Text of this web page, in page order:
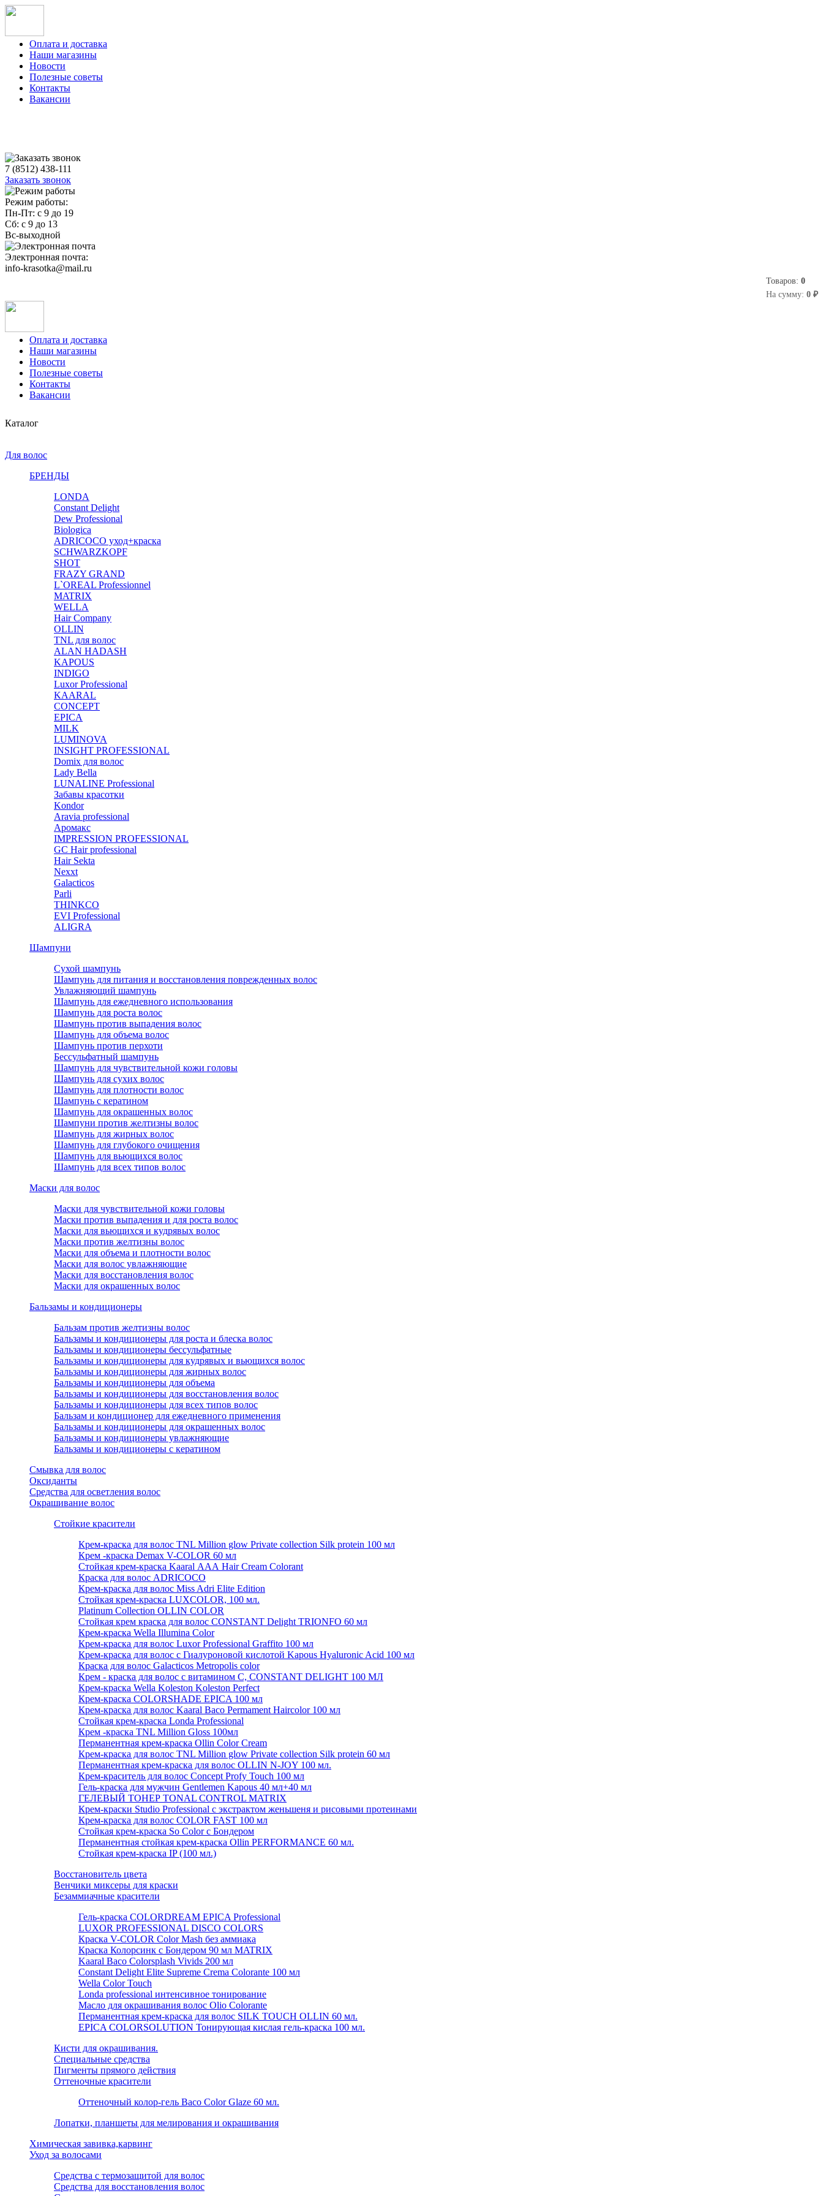
Оплата и доставка
Наши магазины
Новости
Полезные советы
Контакты
Вакансии
7 (8512) 438-111
Заказать звонок
Режим работы:
Пн-Пт: с 9 до 19
Сб: с 9 до 13
Вс-выходной
Электронная почта:
info-krasotka@mail.ru
Товаров: 0
На сумму: 0 ₽
Оплата и доставка
Наши магазины
Новости
Полезные советы
Контакты
Вакансии
Каталог
Для волос
БРЕНДЫ
LONDA
Constant Delight
Dew Professional
Biologica
ADRICOCO уход+краска
SCHWARZKOPF
SHOT
FRAZY GRAND
L`OREAL Professionnel
MATRIX
WELLA
Hair Company
OLLIN
TNL для волос
ALAN HADASH
KAPOUS
INDIGO
Luxor Professional
KAARAL
CONCEPT
EPICA
MILK
LUMINOVA
INSIGHT PROFESSIONAL
Domix для волос
Lady Bella
LUNALINE Professional
Забавы красотки
Kondor
Aravia professional
Аромакс
IMPRESSION PROFESSIONAL
GC Hair professional
Hair Sekta
Nexxt
Galacticos
Parli
THINKCO
EVI Professional
ALIGRA
Шампуни
Сухой шампунь
Шампунь для питания и восстановления поврежденных волос
Увлажняющий шампунь
Шампунь для ежедневного использования
Шампунь для роста волос
Шампунь против выпадения волос
Шампунь для объема волос
Шампунь против перхоти
Бессульфатный шампунь
Шампунь для чувствительной кожи головы
Шампунь для сухих волос
Шампунь для плотности волос
Шампунь с кератином
Шампунь для окрашенных волос
Шампуни против желтизны волос
Шампунь для жирных волос
Шампунь для глубокого очищения
Шампунь для вьющихся волос
Шампунь для всех типов волос
Маски для волос
Маски для чувствительной кожи головы
Маски против выпадения и для роста волос
Маски для вьющихся и кудрявых волос
Маски против желтизны волос
Маски для объема и плотности волос
Маски для волос увлажняющие
Маски для восстановления волос
Маски для окрашенных волос
Бальзамы и кондиционеры
Бальзам против желтизны волос
Бальзамы и кондиционеры для роста и блеска волос
Бальзамы и кондиционеры бессульфатные
Бальзамы и кондиционеры для кудрявых и вьющихся волос
Бальзамы и кондиционеры для жирных волос
Бальзамы и кондиционеры для объема
Бальзамы и кондиционеры для восстановления волос
Бальзамы и кондиционеры для всех типов волос
Бальзам и кондиционер для ежедневного применения
Бальзамы и кондиционеры для окрашенных волос
Бальзамы и кондиционеры увлажняющие
Бальзамы и кондиционеры с кератином
Смывка для волос
Оксиданты
Средства для осветления волос
Окрашивание волос
Стойкие красители
Крем-краска для волос TNL Million glow Private collection Silk protein 100 мл
Крем -краска Demax V-COLOR 60 мл
Стойкая крем-краска Kaaral ААА Hair Cream Colorant
Краска для волос ADRICOCO
Крем-краска для волос Miss Adri Elite Edition
Стойкая крем-краска LUXCOLOR, 100 мл.
Platinum Collection OLLIN COLOR
Стойкая крем краска для волос CONSTANT Delight TRIONFO 60 мл
Крем-краска Wella Illumina Color
Крем-краска для волос Luxor Professional Graffito 100 мл
Крем-краска для волос с Гиалуроновой кислотой Kapous Hyaluronic Acid 100 мл
Краска для волос Galacticos Metropolis color
Крем - краска для волос с витамином С, CONSTANT DELIGHT 100 МЛ
Крем-краска Wella Koleston Koleston Perfect
Крем-краска COLORSHADE EPICA 100 мл
Крем-краска для волос Kaaral Baco Permament Haircolor 100 мл
Стойкая крем-краска Londa Professional
Крем -краска TNL Million Gloss 100мл
Перманентная крем-краска Ollin Color Cream
Крем-краска для волос TNL Million glow Private collection Silk protein 60 мл
Перманентная крем-краска для волос OLLIN N-JOY 100 мл.
Крем-краситель для волос Concept Profy Touch 100 мл
Гель-краска для мужчин Gentlemen Kapous 40 мл+40 мл
ГЕЛЕВЫЙ ТОНЕР TONAL CONTROL MATRIX
Крем-краски Studio Professional с экстрактом женьшеня и рисовыми протеинами
Крем-краска для волос COLOR FAST 100 мл
Стойкая крем-краска So Color с Бондером
Перманентная стойкая крем-краска Ollin PERFORMANCE 60 мл.
Стойкая крем-краска IP (100 мл.)
Восстановитель цвета
Венчики миксеры для краски
Безаммиачные красители
Гель-краска COLORDREAM EPICA Professional
LUXOR PROFESSIONAL DISCO COLORS
Краска V-COLOR Color Mash без аммиака
Краска Колорсинк с Бондером 90 мл MATRIX
Kaaral Baco Colorsplash Vivids 200 мл
Constant Delight Elite Supreme Crema Colorante 100 мл
Wella Color Touch
Londa professional интенсивное тонирование
Масло для окрашивания волос Olio Colorante
Перманентная крем-краска для волос SILK TOUCH OLLIN 60 мл.
EPICA COLORSOLUTION Тонирующая кислая гель-краска 100 мл.
Кисти для окрашивания.
Специальные средства
Пигменты прямого действия
Оттеночные красители
Оттеночный колор-гель Baco Color Glaze 60 мл.
Лопатки, планшеты для мелирования и окрашивания
Химическая завивка,карвинг
Уход за волосами
Средства с термозащитой для волос
Средства для восстановления волос